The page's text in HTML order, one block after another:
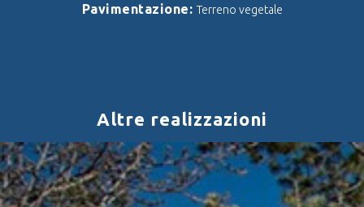
Pavimentazione: Terreno vegetale
Altre realizzazioni